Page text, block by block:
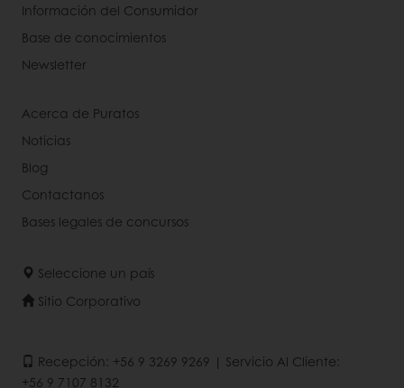
Información del Consumidor
Base de conocimientos
Newsletter
Acerca de Puratos
Noticias
Blog
Contactanos
Bases legales de concursos
Seleccione un país
Sitio Corporativo
Recepción: +56 9 3269 9269 | Servicio Al Cliente:
+56 9 7107 8132